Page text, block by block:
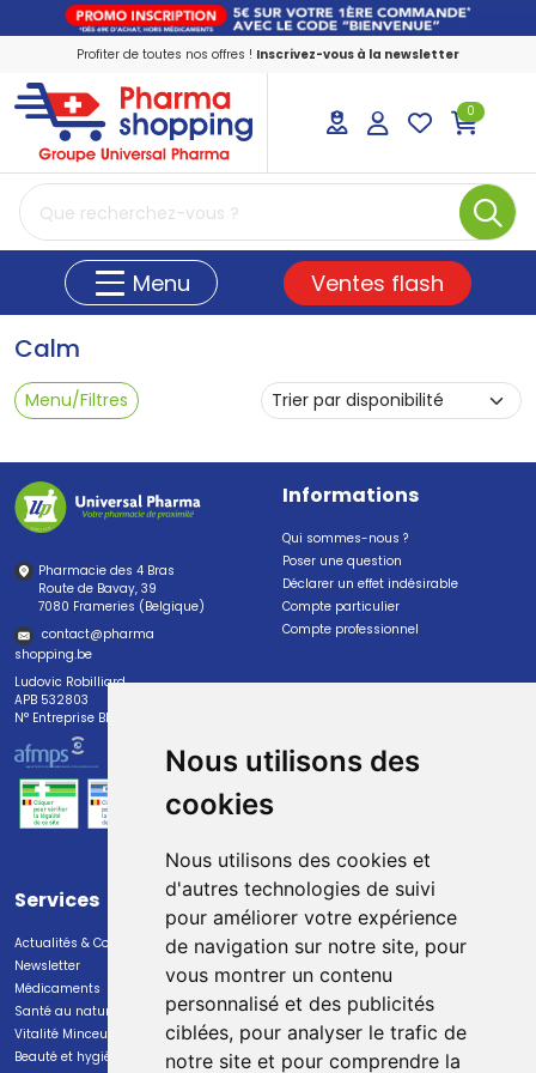
Nous utilisons des
cookies
Nous utilisons des cookies et
d'autres technologies de suivi
pour améliorer votre expérience
de navigation sur notre site, pour
vous montrer un contenu
personnalisé et des publicités
ciblées, pour analyser le trafic de
notre site et pour comprendre la
Profiter de toutes nos offres ! Inscrivez-vous à la newsletter
PharmaShopping Votre pharmacie en
0
Menu Ventes flash
Calm
Menu/Filtres
Pharmacie des 4 Bras
Route de Bavay, 39
7080 Frameries (Belgique)
contact@pharma
shopping.be
Ludovic Robilliard
APB 532803
N° Entreprise BE0447.382.113
Informations
Qui sommes-nous ?
Poser une question
Déclarer un effet indésirable
Compte particulier
Compte professionnel
Services
Actualités & Conseils
Newsletter
Médicaments
Santé au naturel
Vitalité Minceur Nutrition
Beauté et hygiène
Paiement
Paiement sécurisé